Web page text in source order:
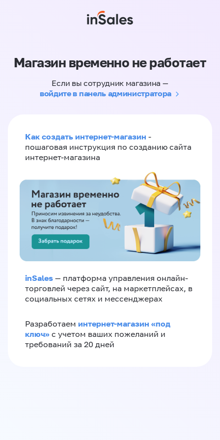
Магазин временно не работает
Если вы сотрудник магазина —
войдите в панель администратора
Как создать интернет-магазин -
пошаговая инструкция по созданию сайта
интернет-магазина
inSales — платформа управления онлайн-
торговлей через сайт, на маркетплейсах, в
социальных сетях и мессенджерах
Разработаем интернет-магазин «‎под
ключ»‎ с учетом ваших пожеланий и
требований за 20 дней